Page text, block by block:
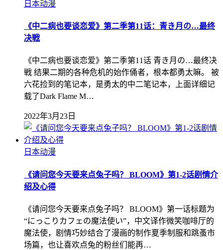
日本动漫
《中二病也要谈恋爱》第二季第11话：青き月の…最终
决戦
《中二病也要谈恋爱》第二季第11话 青き月の…最终决
戦 结果二期的各种危机的始作俑者，根本都勇太嘛。 被
六花捡到的笔记本，是勇太的中二笔记本，上面详细记
载了Dark Flame M…
2022年3月23日
日本动漫
《请问您今天要来点兔子吗？ BLOOM》第1-2话剧情介
绍及心得
《请问您今天要来点兔子吗？ BLOOM》第一话标题为
“にっこりカフェの魔法使い”，中文译作微笑咖啡厅的
魔法使，剧情巧妙结合了漫画的制作夏季制服和跳蚤市
场篇，也让喜欢点兔的粉丝们能再…